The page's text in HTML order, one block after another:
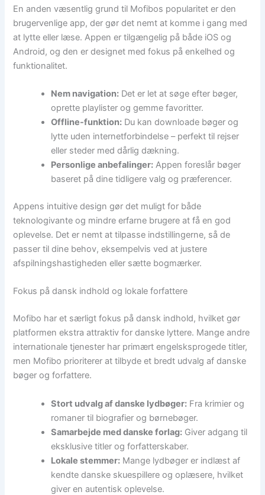
En anden væsentlig grund til Mofibos popularitet er den
brugervenlige app, der gør det nemt at komme i gang med
at lytte eller læse. Appen er tilgængelig på både iOS og
Android, og den er designet med fokus på enkelhed og
funktionalitet.
Nem navigation: Det er let at søge efter bøger,
oprette playlister og gemme favoritter.
Offline-funktion: Du kan downloade bøger og
lytte uden internetforbindelse – perfekt til rejser
eller steder med dårlig dækning.
Personlige anbefalinger: Appen foreslår bøger
baseret på dine tidligere valg og præferencer.
Appens intuitive design gør det muligt for både
teknologivante og mindre erfarne brugere at få en god
oplevelse. Det er nemt at tilpasse indstillingerne, så de
passer til dine behov, eksempelvis ved at justere
afspilningshastigheden eller sætte bogmærker.
Fokus på dansk indhold og lokale forfattere
Mofibo har et særligt fokus på dansk indhold, hvilket gør
platformen ekstra attraktiv for danske lyttere. Mange andre
internationale tjenester har primært engelsksprogede titler,
men Mofibo prioriterer at tilbyde et bredt udvalg af danske
bøger og forfattere.
Stort udvalg af danske lydbøger: Fra krimier og
romaner til biografier og børnebøger.
Samarbejde med danske forlag: Giver adgang til
eksklusive titler og forfatterskaber.
Lokale stemmer: Mange lydbøger er indlæst af
kendte danske skuespillere og oplæsere, hvilket
giver en autentisk oplevelse.